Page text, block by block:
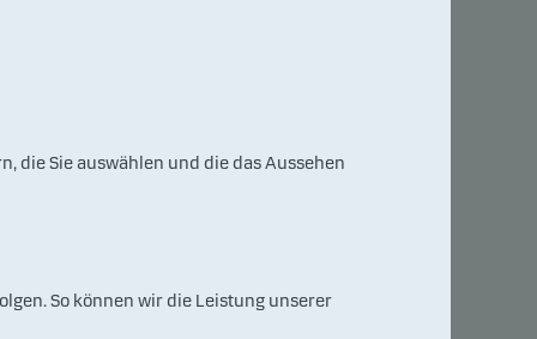
die Sie auswählen und die das Aussehen
So können wir die Leistung unserer